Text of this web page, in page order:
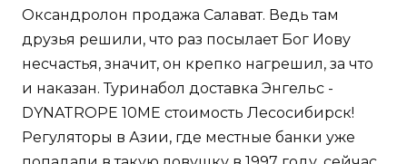
Оксандролон продажа Салават. Ведь там
друзья решили, что раз посылает Бог Иову
несчастья, значит, он крепко нагрешил, за что
и наказан. Туринабол доставка Энгельс -
DYNATROPE 10ME стоимость Лесосибирск!
Регуляторы в Азии, где местные банки уже